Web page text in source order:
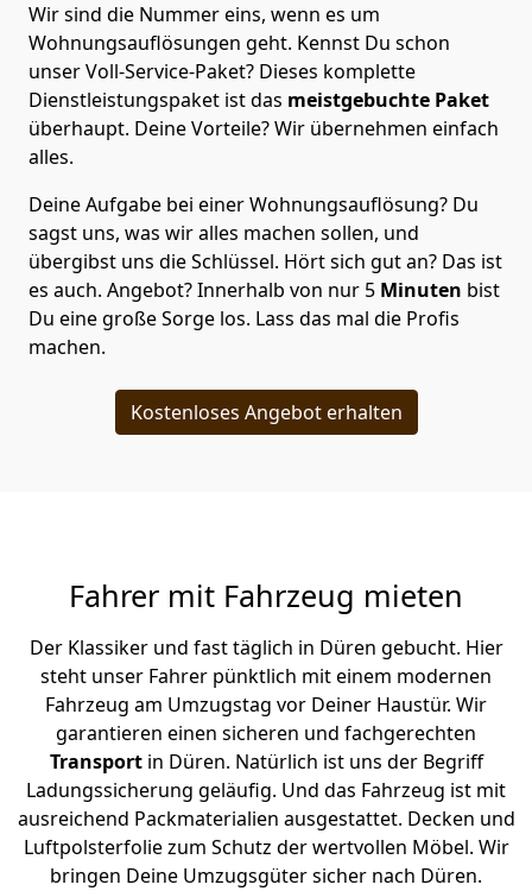
Wir sind die Nummer eins, wenn es um
Wohnungsauflösungen geht. Kennst Du schon
unser Voll-Service-Paket? Dieses komplette
Dienstleistungspaket ist das meistgebuchte Paket
überhaupt. Deine Vorteile? Wir übernehmen einfach
alles.
Deine Aufgabe bei einer Wohnungsauflösung? Du
sagst uns, was wir alles machen sollen, und
übergibst uns die Schlüssel. Hört sich gut an? Das ist
es auch. Angebot? Innerhalb von nur 5 Minuten bist
Du eine große Sorge los. Lass das mal die Profis
machen.
Kostenloses Angebot erhalten
Fahrer mit Fahrzeug mieten
Der Klassiker und fast täglich in Düren gebucht. Hier
steht unser Fahrer pünktlich mit einem modernen
Fahrzeug am Umzugstag vor Deiner Haustür. Wir
garantieren einen sicheren und fachgerechten
Transportin Düren. Natürlich ist uns der Begriff
Ladungssicherung geläufig. Und das Fahrzeug ist mit
ausreichend Packmaterialien ausgestattet. Decken und
Luftpolsterfolie zum Schutz der wertvollen Möbel. Wir
bringen Deine Umzugsgüter sicher nach Düren.